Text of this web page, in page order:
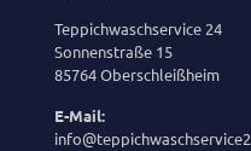
Teppichwaschservice 24
Sonnenstraße 15
85764 Oberschleißheim
E-Mail: